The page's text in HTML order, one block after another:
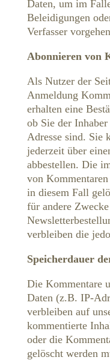
Daten, um im
Beleidigungen
Verfasser
Abonnieren von
Als Nutzer der
Anmeldung
erhalten eine
ob Sie der
Adresse sind. Sie
jederzeit über
abbestellen. Die
von
in diesem Fall
für andere
verbleiben die
Speicherdauer
Die Kommentare
Daten (z.B. IP-
verbleiben auf
kommentierte
oder die
gelöscht werden